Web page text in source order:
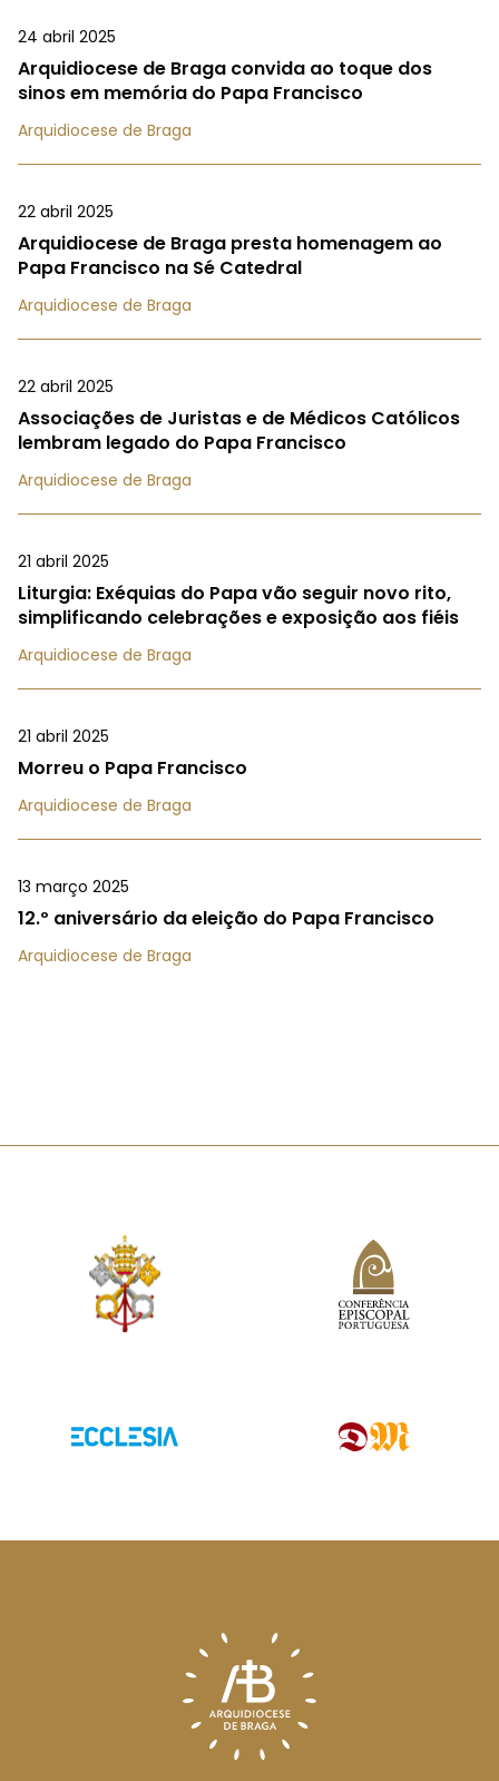
24 abril 2025
Arquidiocese de Braga convida ao toque dos
sinos em memória do Papa Francisco
Arquidiocese de Braga
22 abril 2025
Arquidiocese de Braga presta homenagem ao
Papa Francisco na Sé Catedral
Arquidiocese de Braga
22 abril 2025
Associações de Juristas e de Médicos Católicos
lembram legado do Papa Francisco
Arquidiocese de Braga
21 abril 2025
Liturgia: Exéquias do Papa vão seguir novo rito,
simplificando celebrações e exposição aos fiéis
Arquidiocese de Braga
21 abril 2025
Morreu o Papa Francisco
Arquidiocese de Braga
13 março 2025
12.º aniversário da eleição do Papa Francisco
Arquidiocese de Braga